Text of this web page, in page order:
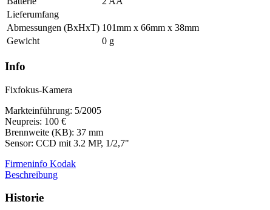
Lieferumfang
Abmessungen (BxHxT) 101mm x 66mm x 38mm
Gewicht
0 g
Info
Fixfokus-Kamera
Markteinführung: 5/2005
Neupreis: 100 €
Brennweite (KB): 37 mm
Sensor: CCD mit 3.2 MP, 1/2,7"
Firmeninfo Kodak
Beschreibung
Historie